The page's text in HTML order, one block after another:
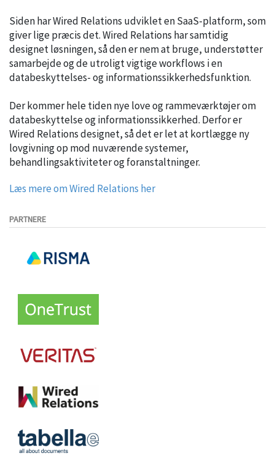
Siden har Wired Relations udviklet en SaaS-platform, som
giver lige præcis det. Wired Relations har samtidig
designet løsningen, så den er nem at bruge, understøtter
samarbejde og de utroligt vigtige workflows i en
databeskyttelses- og informationssikkerhedsfunktion.
Der kommer hele tiden nye love og rammeværktøjer om
databeskyttelse og informationssikkerhed. Derfor er
Wired Relations designet, så det er let at kortlægge ny
lovgivning op mod nuværende systemer,
behandlingsaktiviteter og foranstaltninger.
Læs mere om Wired Relations her
PARTNERE